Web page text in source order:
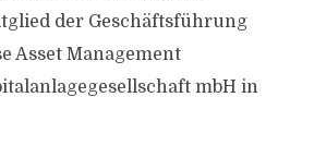
der Geschäftsführung
Asset Management
mbH in